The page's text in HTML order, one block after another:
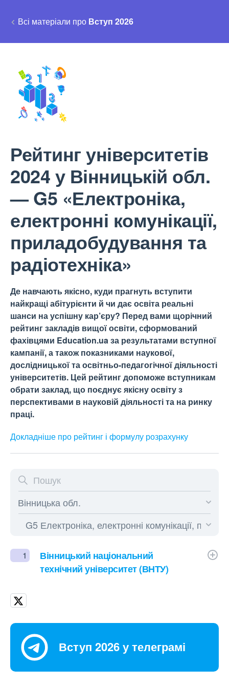
Всі матеріали про Вступ 2026
Рейтинг університетів
2024 у Вінницькій обл.
— G5 «Електроніка,
електронні комунікації,
приладобудування та
радіотехніка»
Де навчають якісно, куди прагнуть вступити
найкращі абітурієнти й чи дає освіта реальні
шанси на успішну кар’єру? Перед вами щорічний
рейтинг закладів вищої освіти, сформований
фахівцями Education.ua за результатами вступної
кампанії, а також показниками наукової,
дослідницької та освітньо-педагогічної діяльності
університетів. Цей рейтинг допоможе вступникам
обрати заклад, що поєднує якісну освіту з
перспективами в науковій діяльності та на ринку
праці.
Докладніше про рейтинг і формулу розрахунку
1
Вінницький національний
технічний університет (ВНТУ)
Вступ 2026 у телеграмі